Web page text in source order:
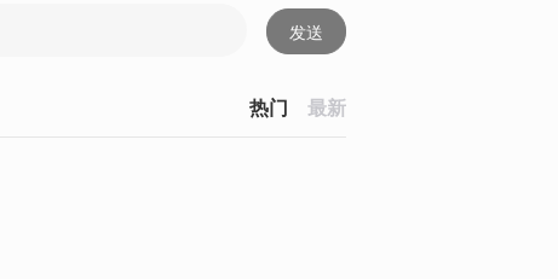
发送
热门 最新